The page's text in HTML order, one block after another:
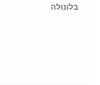
בלונולה